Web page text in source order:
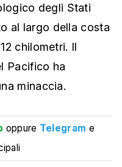
degli Stati
al largo della costa
chilometri. Il
Pacifico ha
minaccia.
oppure Telegram e